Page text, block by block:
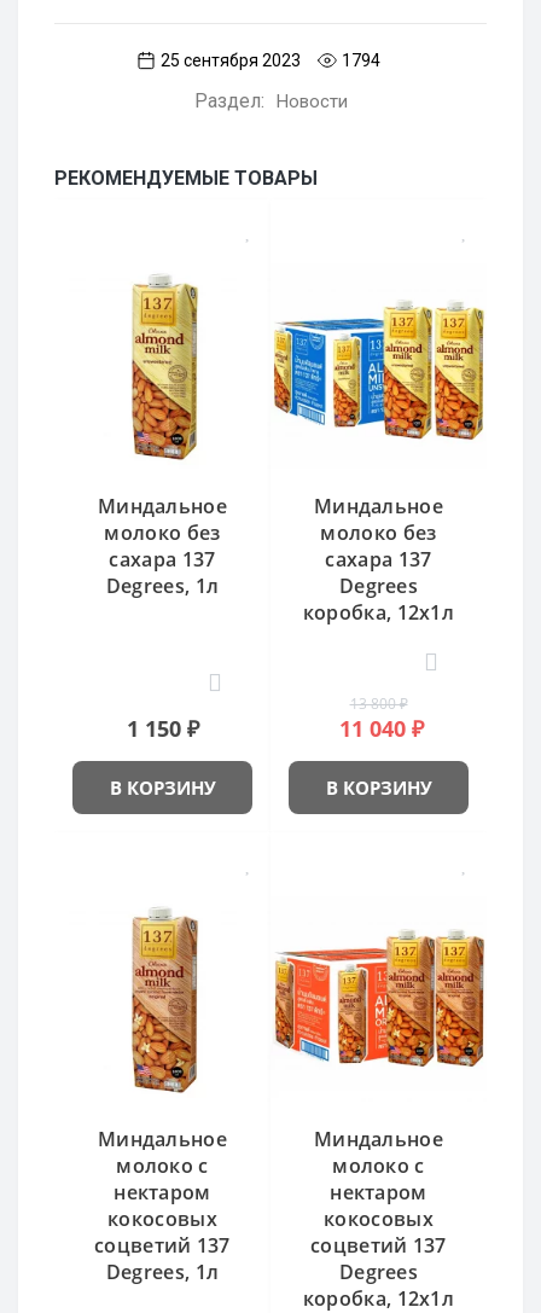
25 сентября 2023 1794
Раздел: Новости
РЕКОМЕНДУЕМЫЕ ТОВАРЫ
Миндальное
молоко без
сахара 137
Degrees, 1л
1 150 ₽
В КОРЗИНУ
Миндальное
молоко без
сахара 137
Degrees
коробка, 12x1л
13 800 ₽
11 040 ₽
В КОРЗИНУ
Миндальное
молоко с
нектаром
кокосовых
соцветий 137
Degrees, 1л
Миндальное
молоко с
нектаром
кокосовых
соцветий 137
Degrees
коробка, 12x1л